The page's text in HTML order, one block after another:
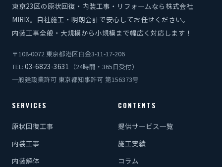
東京23区の原状回復・内装工事・リフォームなら株式会社
MIRIX。自社施工・明朗会計で安心してお任せください。
内装工事全般・大規模から小規模まで幅広く対応します！
〒108-0072 東京都港区白金3-11-17-206
TEL: 03-6823-3631
（24時間・365日受付）
一般建設業許可 東京都知事許可 第156373号
SERVICES
原状回復工事
内装工事
内装解体
CONTENTS
提供サービス一覧
施工実績
コラム